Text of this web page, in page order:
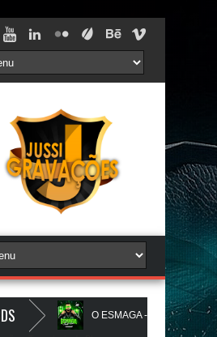
O ESMAGA - CD ESMAGA